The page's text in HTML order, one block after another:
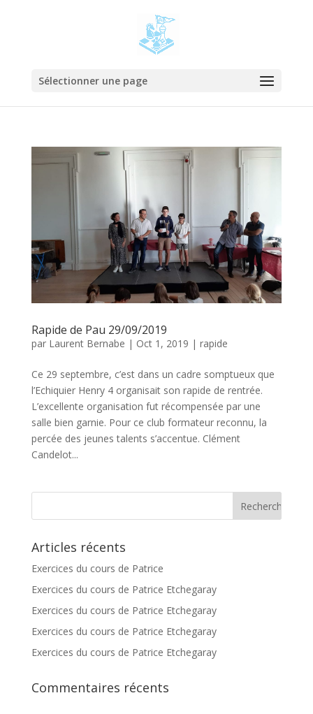
Sélectionner une page
Rapide de Pau 29/09/2019
par Laurent Bernabe | Oct 1, 2019 | rapide
Ce 29 septembre, c’est dans un cadre somptueux que
l’Echiquier Henry 4 organisait son rapide de rentrée.
L’excellente organisation fut récompensée par une
salle bien garnie. Pour ce club formateur reconnu, la
percée des jeunes talents s’accentue. Clément
Candelot...
Articles récents
Exercices du cours de Patrice
Exercices du cours de Patrice Etchegaray
Exercices du cours de Patrice Etchegaray
Exercices du cours de Patrice Etchegaray
Exercices du cours de Patrice Etchegaray
Commentaires récents